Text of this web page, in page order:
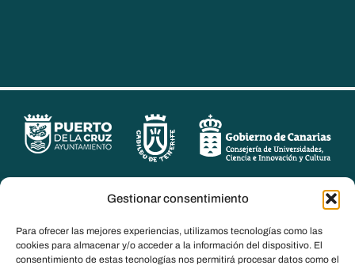
Gestionar consentimiento
Para ofrecer las mejores experiencias, utilizamos tecnologías como las
cookies para almacenar y/o acceder a la información del dispositivo. El
consentimiento de estas tecnologías nos permitirá procesar datos como el